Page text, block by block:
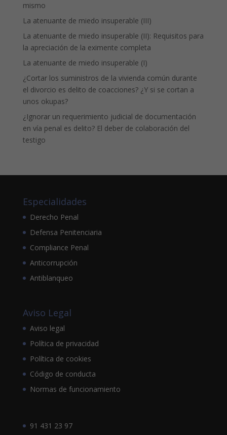
mismo
La atenuante de miedo insuperable (III)
La atenuante de miedo insuperable (II): Requisitos para
la apreciación de la eximente completa
La atenuante de miedo insuperable (I)
¿Cortar los suministros de la vivienda común durante
el divorcio es delito de coacciones? ¿Y si se cortan a
unos okupas?
¿Ignorar un requerimiento judicial de documentación
en vía penal es delito? El deber de colaboración del
testigo
Especialidades
Derecho Penal
Defensa Penitenciaria
Compliance Penal
Anticorrupción
Antiblanqueo
Aviso Legal
Aviso legal
Política de privacidad
Política de cookies
Código de conducta
Normas de funcionamiento
91 431 23 97